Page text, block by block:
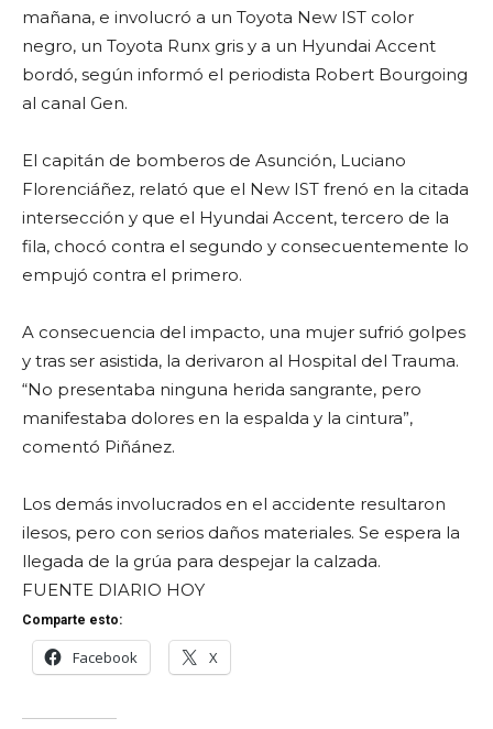
mañana, e involucró a un Toyota New IST color
negro, un Toyota Runx gris y a un Hyundai Accent
bordó, según informó el periodista Robert Bourgoing
al canal Gen.
El capitán de bomberos de Asunción, Luciano
Florenciáñez, relató que el New IST frenó en la citada
intersección y que el Hyundai Accent, tercero de la
fila, chocó contra el segundo y consecuentemente lo
empujó contra el primero.
A consecuencia del impacto, una mujer sufrió golpes
y tras ser asistida, la derivaron al Hospital del Trauma.
“No presentaba ninguna herida sangrante, pero
manifestaba dolores en la espalda y la cintura”,
comentó Piñánez.
Los demás involucrados en el accidente resultaron
ilesos, pero con serios daños materiales. Se espera la
llegada de la grúa para despejar la calzada.
FUENTE DIARIO HOY
Comparte esto:
Facebook X